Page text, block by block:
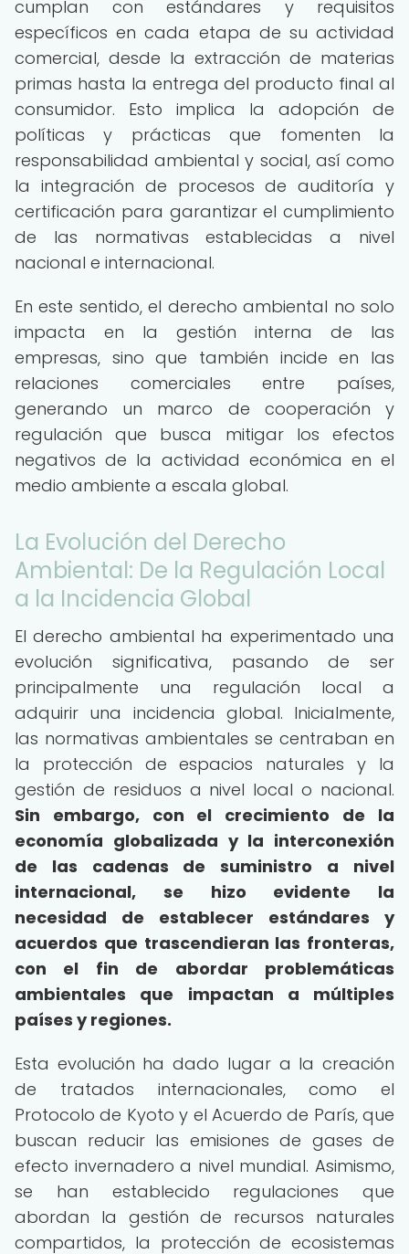
cumplan con estándares y requisitos
específicos en cada etapa de su actividad
comercial, desde la extracción de materias
primas hasta la entrega del producto final al
consumidor. Esto implica la adopción de
políticas y prácticas que fomenten la
responsabilidad ambiental y social, así como
la integración de procesos de auditoría y
certificación para garantizar el cumplimiento
de las normativas establecidas a nivel
nacional e internacional.
En este sentido, el derecho ambiental no solo
impacta en la gestión interna de las
empresas, sino que también incide en las
relaciones comerciales entre países,
generando un marco de cooperación y
regulación que busca mitigar los efectos
negativos de la actividad económica en el
medio ambiente a escala global.
La Evolución del Derecho
Ambiental: De la Regulación Local
a la Incidencia Global
El derecho ambiental ha experimentado una
evolución significativa, pasando de ser
principalmente una regulación local a
adquirir una incidencia global. Inicialmente,
las normativas ambientales se centraban en
la protección de espacios naturales y la
gestión de residuos a nivel local o nacional.
Sin embargo, con el crecimiento de la
economía globalizada y la interconexión
de las cadenas de suministro a nivel
internacional, se hizo evidente la
necesidad de establecer estándares y
acuerdos que trascendieran las fronteras,
con el fin de abordar problemáticas
ambientales que impactan a múltiples
países y regiones.
Esta evolución ha dado lugar a la creación
de tratados internacionales, como el
Protocolo de Kyoto y el Acuerdo de París, que
buscan reducir las emisiones de gases de
efecto invernadero a nivel mundial. Asimismo,
se han establecido regulaciones que
abordan la gestión de recursos naturales
compartidos, la protección de ecosistemas